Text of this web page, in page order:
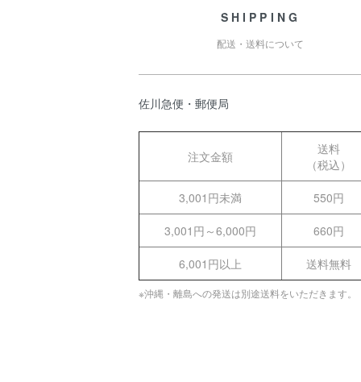
SHIPPING
配送・送料について
佐川急便・郵便局
注文金額
送料
（税込）
3,001円未満 550円
3,001円～6,000円 660円
6,001円以上 送料無料
※沖縄・離島への発送は別途送料をいただきます。